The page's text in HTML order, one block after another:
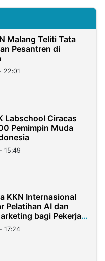
Malang Teliti Tata
Pesantren di
22:01
Labschool Ciracas
Pemimpin Muda
15:49
KKN Internasional
Pelatihan AI dan
bagi Pekerja
di Taiwan
17:24